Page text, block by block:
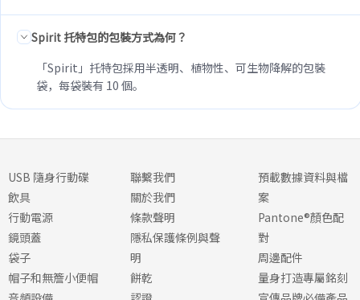
Spirit 托特包的包裝方式為何？
「Spirit」托特包採用半透明、植物性、可生物降解的包裝
袋，每袋裝有 10 個。
USB 隨身行動碟
飲具
行動電源
鏡頭蓋
袋子
帽子和無簷小便帽
聯繫我們
關於我們
條款聲明
隱私保護條例與聲
明
餅乾
預載數據資料與檔
案
Pantone®顏色配
對
周邊配件
量身打造專屬銘刻